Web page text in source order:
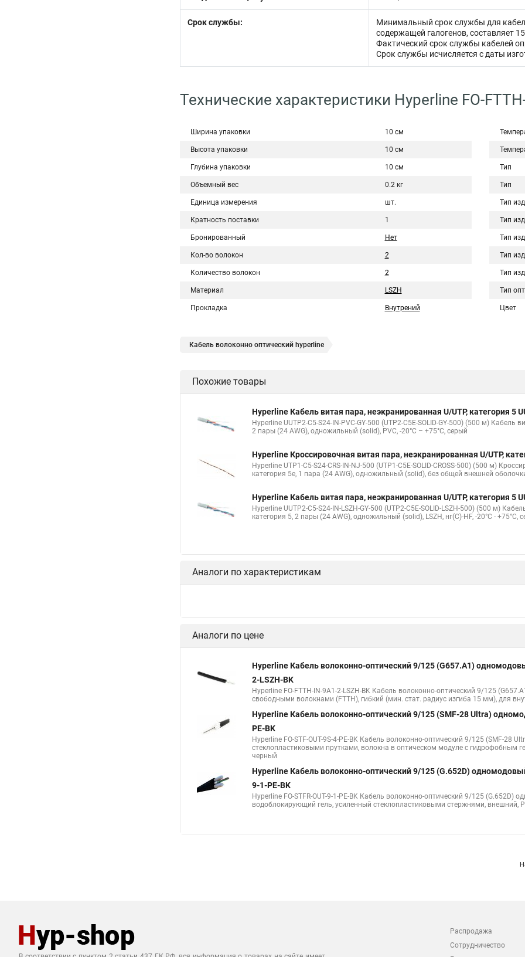
Срок службы:
Минимальный срок службы для
содержащей галогенов, составляет
Фактический срок службы кабелей
Срок службы исчисляется с даты
Технические характеристики Hyperline FO-
Ширина упаковки 10 см
Высота упаковки 10 см
Глубина упаковки 10 см
Объемный вес 0.2 кг
Единица измерения шт.
Кратность поставки 1
Бронированный Нет
Кол-во волокон 2
Количество волокон 2
Материал LSZH
Прокладка Внутрений
Тип
Тип
Тип
Тип
Тип
Тип
Тип
Тип
Цвет
Кабель волоконно оптический hyperline
Похожие товары
Hyperline Кабель витая пара, неэкранированная U/UTP, категория 5
Hyperline UUTP2-C5-S24-IN-PVC-GY-500 (UTP2-C5E-SOLID-GY-500) (500 м) Кабель
2 пары (24 AWG), одножильный (solid), PVC, -20°C – +75°C, серый
Hyperline Кроссировочная витая пара, неэкранированная U/UTP,
Hyperline UTP1-C5-S24-CRS-IN-NJ-500 (UTP1-C5E-SOLID-CROSS-500) (500 м)
категория 5e, 1 пара (24 AWG), одножильный (solid), без общей внешней
Hyperline Кабель витая пара, неэкранированная U/UTP, категория 5
Hyperline UUTP2-C5-S24-IN-LSZH-GY-500 (UTP2-C5E-SOLID-LSZH-500) (500 м)
категория 5, 2 пары (24 AWG), одножильный (solid), LSZH, нг(С)-HF, -20°C - +75°C,
Аналоги по характеристикам
2-LSZH-BK
свободными волокнами (FTTH), гибкий (мин. стат. радиус изгиба 15 мм), для
Hyperline Кабель волоконно-оптический 62.5/125 (OM1)
Hyperline FO-D3-IN-62-2-LSZH-BK Кабель волоконно-оптический 62.5/125 (OM1)
буферное покрытие (tight buffer) 3.0 мм, для внутренней прокладки, LSZH, черный
Hyperline Кабель волоконно-оптический 62.5/125 (OM1)
Hyperline FO-D2-IN-62-2-LSZH-BK Кабель волоконно-оптический 62.5/125 (OM1)
буферное покрытие (tight buffer) 2.0 мм, для внутренней прокладки, LSZH, черный
Аналоги по цене
Hyperline Кабель волоконно-оптический 9/125 (G657.А1)
свободными волокнами (FTTH), гибкий (мин. стат. радиус изгиба 15 мм), для
Hyperline FO-STFR-OUT-9-1-PE-BK Кабель волоконно-оптический 9/125